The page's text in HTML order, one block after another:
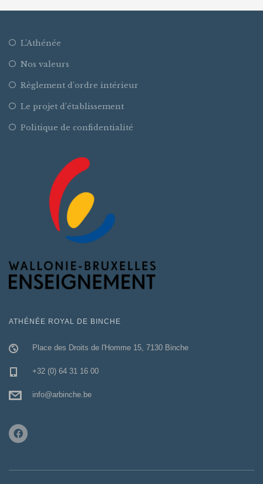
L’Athénée
Nos valeurs
Règlement d’ordre intérieur
Le projet d’établissement
Politique de confidentialité
ATHÉNÉE ROYAL DE BINCHE
Place des Droits de l'Homme 15, 7130 Binche
+32 (0) 64 31 16 00
info@arbinche.be